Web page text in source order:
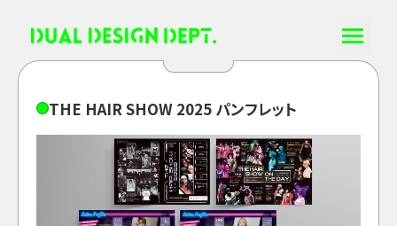
THE HAIRSHOW 2025 パンフレット